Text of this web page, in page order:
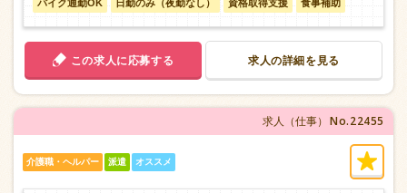
バイク通勤OK 日勤のみ（夜勤なし） 資格取得支援 食事補助
この求人に応募する 求人の詳細を見る
求人（仕事） No.22455
介護職・ヘルパー 派遣 オススメ